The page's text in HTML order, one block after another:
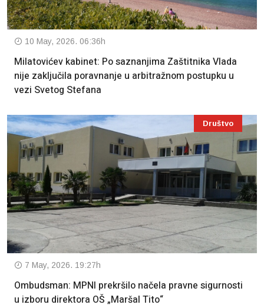
10 May, 2026. 06:36h
Milatovićev kabinet: Po saznanjima Zaštitnika Vlada
nije zaključila poravnanje u arbitražnom postupku u
vezi Svetog Stefana
Društvo
7 May, 2026. 19:27h
Ombudsman: MPNI prekršilo načela pravne sigurnosti
u izboru direktora OŠ „Maršal Tito“